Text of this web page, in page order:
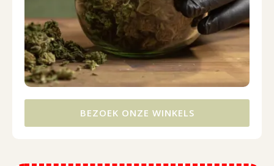
BEZOEK ONZE WINKELS